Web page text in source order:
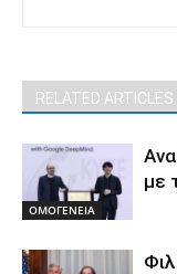
RELATED ARTICLES
ΟΜΟΓΕΝΕΙΑ
με